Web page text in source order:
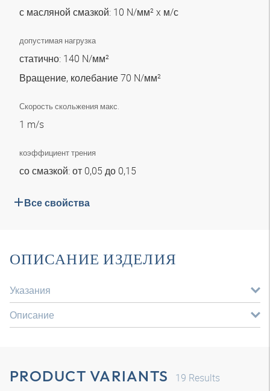
с масляной смазкой: 10 N/мм² x м/с
допустимая нагрузка
статично: 140 N/мм²
Вращение, колебание 70 N/мм²
Скорость скольжения макс.
1 m/s
коэффициент трения
со смазкой: от 0,05 до 0,15
Все свойства
ОПИСАНИЕ ИЗДЕЛИЯ
Указания
Описание
PRODUCT VARIANTS 19 Results